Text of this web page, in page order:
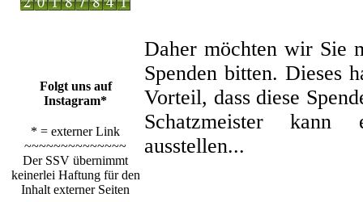
Folgt uns auf
Instagram*
* = externer Link
~~~~~~~~~~~~~~
Der SSV übernimmt
keinerlei Haftung für den
Inhalt externer Seiten
Daher möchten wir Sie
Spenden bitten. Dieses
Vorteil, dass diese
Schatzmeister kann
ausstellen...